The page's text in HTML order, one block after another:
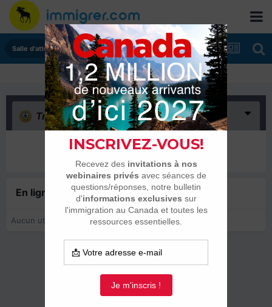
Salle d'attente - échanges de dates
Triste (0)
Il n’y a encore rien ici
En ligne récemment0 membre est en ligne
Aucun utilisateur enregistré regarde cette page.